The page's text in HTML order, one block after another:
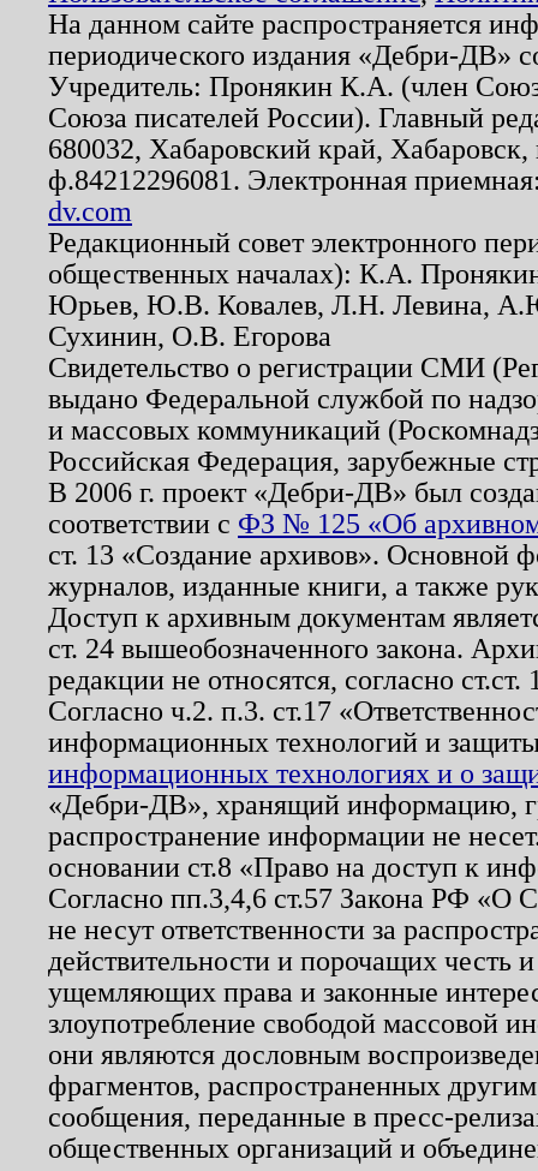
На данном сайте распространяется
периодического издания «Дебри-ДВ»
Учредитель: Пронякин К.А. (член
Союза писателей России). Главный
680032, Хабаровский край,
ф.84212296081. Электронная
dv.com
Редакционный совет электронного
общественных началах): К.А.
Юрьев, Ю.В. Ковалев, Л.Н. Левина,
Сухинин, О.В. Егорова
Свидетельство о регистрации СМИ
выдано Федеральной службой по
и массовых коммуникаций
Российская Федерация, зарубежные
В 2006 г. проект «Дебри-ДВ» был
соответствии с ФЗ № 125 «Об
ст. 13 «Создание архивов». Основной
журналов, изданные книги, а также
Доступ к архивным документам
ст. 24 вышеобозначенного закона.
редакции не относятся, согласно
Согласно ч.2. п.3. ст.17
информационных технологий и
информационных технологиях и о
«Дебри-ДВ», хранящий информацию,
распространение информации не
основании ст.8 «Право на доступ к
Согласно пп.3,4,6 ст.57 Закона РФ «О
не несут ответственности за
действительности и порочащих честь
ущемляющих права и законные
злоупотребление свободой массовой
они являются дословным
фрагментов, распространенных
сообщения, переданные в пресс-
общественных организаций и